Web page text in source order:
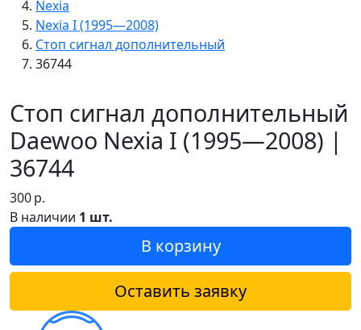
Nexia
Nexia I (1995—2008)
Стоп сигнал дополнительный
36744
Стоп сигнал дополнительный
Daewoo Nexia I (1995—2008) |
36744
300р.
В наличии 1 шт.
В корзину
Оставить заявку